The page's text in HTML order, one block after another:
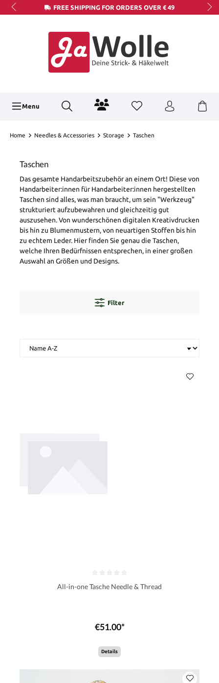
FREE SHIPPING FOR ORDERS OVER € 49
Menu
Home Needles & Accessories Storage Taschen
Taschen
Das gesamte Handarbeitszubehör an einem Ort! Diese von
Handarbeiter:innen für Handarbeiter:innen hergestellten
Taschen sind alles, was man braucht, um sein "Werkzeug"
strukturiert aufzubewahren und gleichzeitig gut
auszusehen. Von wunderschönen digitalen Kreativdrucken
bis hin zu Blumenmustern, von neuartigen Stoffen bis hin
zu echtem Leder. Hier finden Sie genau die Taschen,
welche Ihren Bedürfnissen entsprechen, in einer großen
Auswahl an Größen und Designs.
Filter
All-in-one Tasche Needle & Thread
€51.00*
Details